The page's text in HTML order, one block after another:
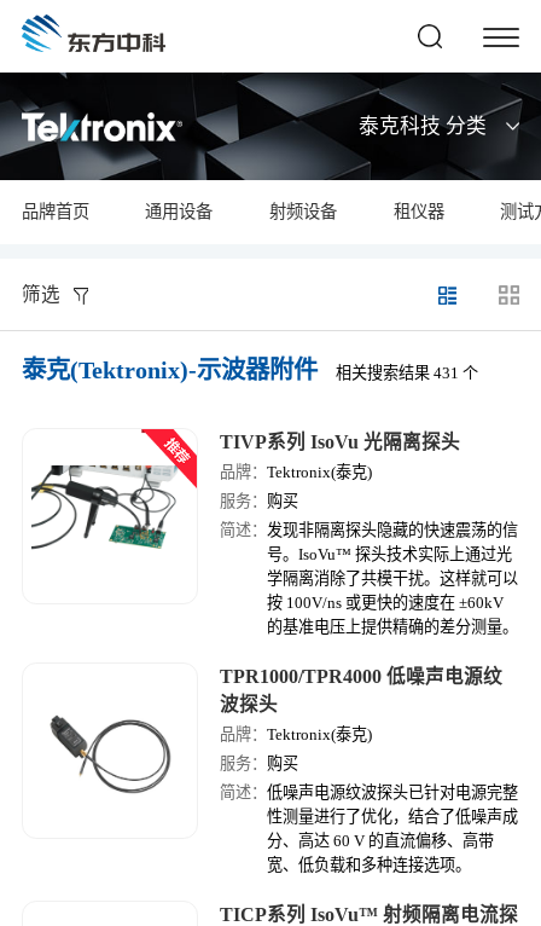
泰克科技 分类
品牌首页 通用设备 射频设备 租仪器 测试
筛选
泰克(Tektronix)-示波器附件 相关搜索结果 431 个
TIVP系列 IsoVu 光隔离探头
品牌：Tektronix(泰克)
服务： 购买
简述：发现非隔离探头隐藏的快速震荡的信
号。IsoVu™ 探头技术实际上通过光
学隔离消除了共模干扰。这样就可以
按 100V/ns 或更快的速度在 ±60kV
的基准电压上提供精确的差分测量。
TPR1000/TPR4000 低噪声电源纹
波探头
品牌：Tektronix(泰克)
服务： 购买
简述：低噪声电源纹波探头已针对电源完整
性测量进行了优化，结合了低噪声成
分、高达 60 V 的直流偏移、高带
宽、低负载和多种连接选项。
TICP系列 IsoVu™ 射频隔离电流探